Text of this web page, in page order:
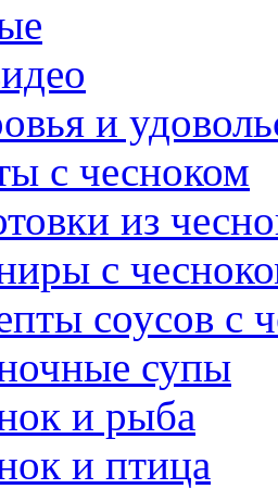
и
с чесноком
из
с
соусов с
супы
и рыба
и птица